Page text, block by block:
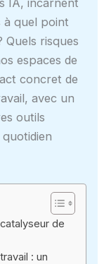
à quel point
risques
espaces de
concret de
avec un
outils
de
: un